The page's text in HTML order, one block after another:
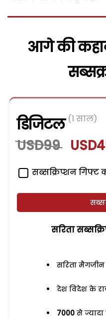
आगे की
डिजिटल (1 साल)
USD99
सब्सक्रिप्शन गिफ्ट
सरिता
सरिता
देश विदेश के
7000 से